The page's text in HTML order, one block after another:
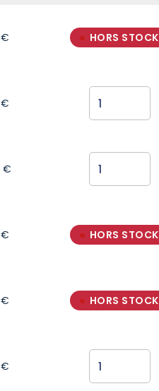
€ HORS STOCK
€
€
€ HORS STOCK
€ HORS STOCK
€